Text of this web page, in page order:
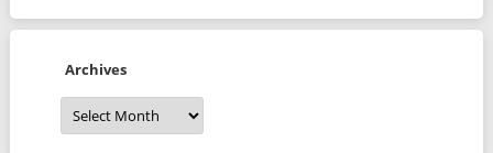
Archives
Archives